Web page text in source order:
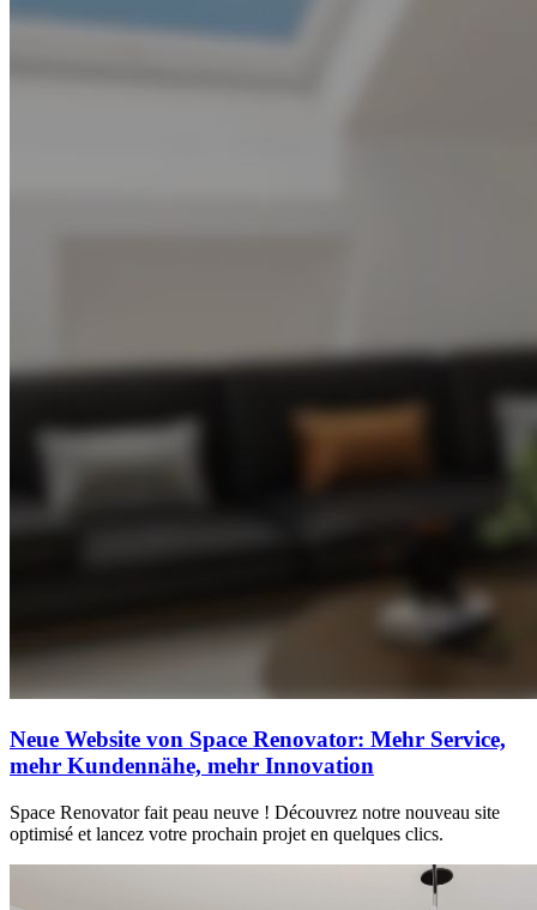
Neue Website von Space Renovator: Mehr Service,
mehr Kundennähe, mehr Innovation
Space Renovator fait peau neuve ! Découvrez notre nouveau site
optimisé et lancez votre prochain projet en quelques clics.